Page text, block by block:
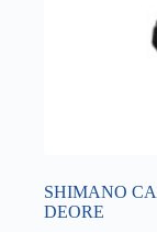
SHIMANO
DEORE